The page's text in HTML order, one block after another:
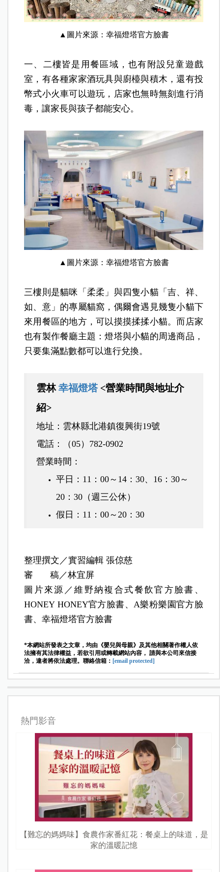
▲圖片來源：幸福燈塔官方臉書
一、二樓皆是用餐區域，也有附設兒童遊戲
室，有各種家家酒玩具與廚檯與積木，還有投
幣式小火車可以遊玩，店家也無時無刻進行消
毒，讓家長與孩子都能安心。
▲圖片來源：幸福燈塔官方臉書
三樓則是貓咪「柔柔」與四隻小貓「吉、祥、
如、意」的專屬貓窩，偶爾會遇見幾隻小貓下
來用餐區的地方，可以摸摸揉揉小貓。而店家
也有製作餐廳主題：燈塔與小貓的周邊商品，
只要集滿點數都可以進行兌換。
雲林幸福燈塔 <營業時間與地址介
紹>
地址：雲林縣北港鎮復興街19號
電話：（05）782-0902
營業時間：
平日：11：00～14：30、16：30～
20：30（週三公休）
假日：11：00～20：30
整理撰文／實習編輯 張倞慈
審 稿／林宜屏
圖片來源 ／維野納複合式餐飲官方臉書、
HONEY HONEY官方臉書、A樂粉樂園官方臉
書、幸福燈塔官方臉書
*本網站所發表之文章，均由《嬰兒與母親》及其他相關著作權人依
法擁有其法律權益，若欲引用或轉載網站內容， 請與本公司來信接
洽，違者將依法處理。聯絡信箱： [email protected]
熱門影音
【難忘的媽媽味】食農作家番紅花：餐桌上的味道，是
家的溫暖記憶